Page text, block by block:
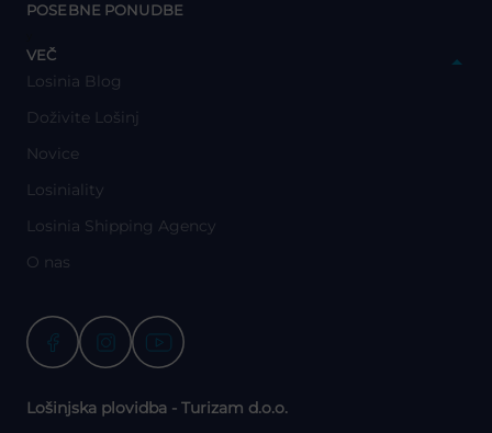
POSEBNE PONUDBE
VEČ
Losinia Blog
Doživite Lošinj
Novice
Losiniality
Losinia Shipping Agency
O nas
Lošinjska plovidba - Turizam d.o.o.